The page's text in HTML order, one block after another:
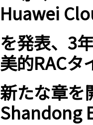
Huawei
を発表、3
美的RACタ
新たな章を
Shandong